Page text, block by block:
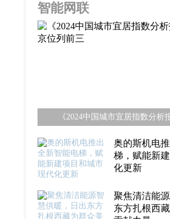
智能网联
《2024中国城市宜居指数分析
奥的斯机电
梯，赋能新
化更新
聚焦清洁能
东方扎根西